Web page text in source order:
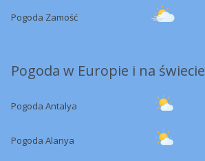
Pogoda Zamość
Pogoda w Europie i na świecie
Pogoda Antalya
Pogoda Alanya